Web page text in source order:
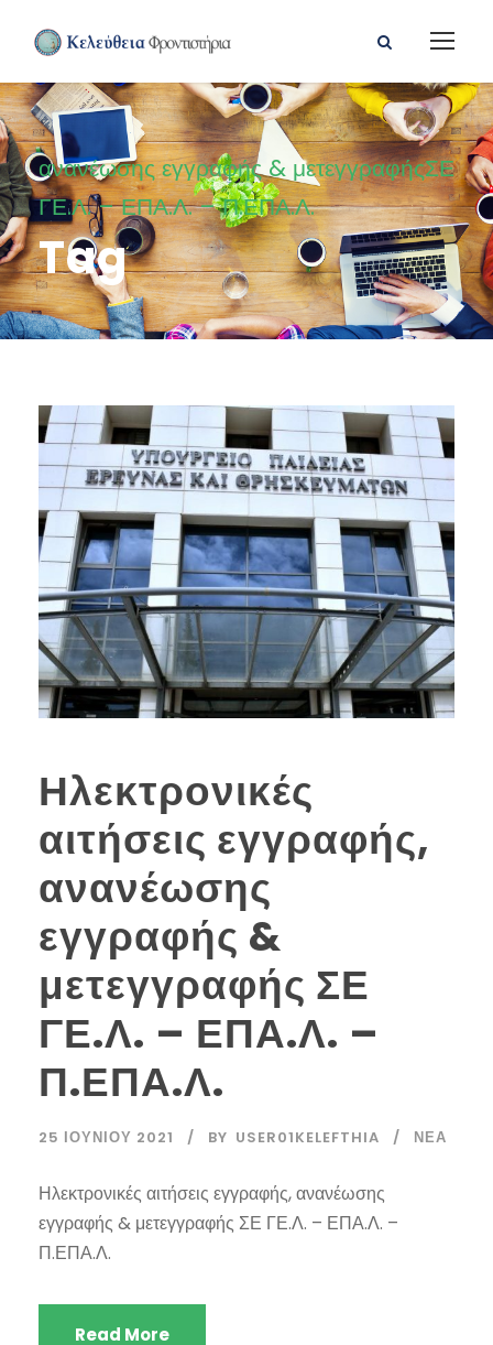
ανανέωσης εγγραφής & μετεγγραφήςΣΕ
ΓΕ.Λ. – ΕΠΑ.Λ. – Π.ΕΠΑ.Λ.
Tag
Ηλεκτρονικές
αιτήσεις εγγραφής,
ανανέωσης
εγγραφής &
μετεγγραφής ΣΕ
ΓΕ.Λ. – ΕΠΑ.Λ. –
Π.ΕΠΑ.Λ.
25 ΙΟΥΝΊΟΥ 2021 BY USER01KELEFTHIA ΝΈΑ
Ηλεκτρονικές αιτήσεις εγγραφής, ανανέωσης
εγγραφής & μετεγγραφής ΣΕ ΓΕ.Λ. – ΕΠΑ.Λ. –
Π.ΕΠΑ.Λ.
Read More